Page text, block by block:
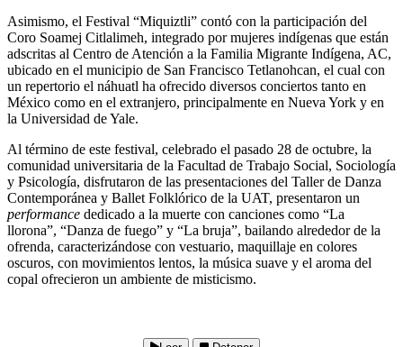
Asimismo, el Festival “Miquiztli” contó con la participación del
Coro Soamej Citlalimeh, integrado por mujeres indígenas que están
adscritas al Centro de Atención a la Familia Migrante Indígena, AC,
ubicado en el municipio de San Francisco Tetlanohcan, el cual con
un repertorio el náhuatl ha ofrecido diversos conciertos tanto en
México como en el extranjero, principalmente en Nueva York y en
la Universidad de Yale.
Al término de este festival, celebrado el pasado 28 de octubre, la
comunidad universitaria de la Facultad de Trabajo Social, Sociología
y Psicología, disfrutaron de las presentaciones del Taller de Danza
Contemporánea y Ballet Folklórico de la UAT, presentaron un
performance dedicado a la muerte con canciones como “La
llorona”, “Danza de fuego” y “La bruja”, bailando alrededor de la
ofrenda, caracterizándose con vestuario, maquillaje en colores
oscuros, con movimientos lentos, la música suave y el aroma del
copal ofrecieron un ambiente de misticismo.